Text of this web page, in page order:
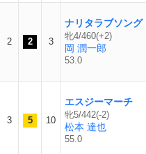
2 2 3
ナリタラブソング
牝4/460(+2)
岡 潤一郎
53.0
3 5 10
エスジーマーチ
牝5/442(-2)
松本 達也
55.0